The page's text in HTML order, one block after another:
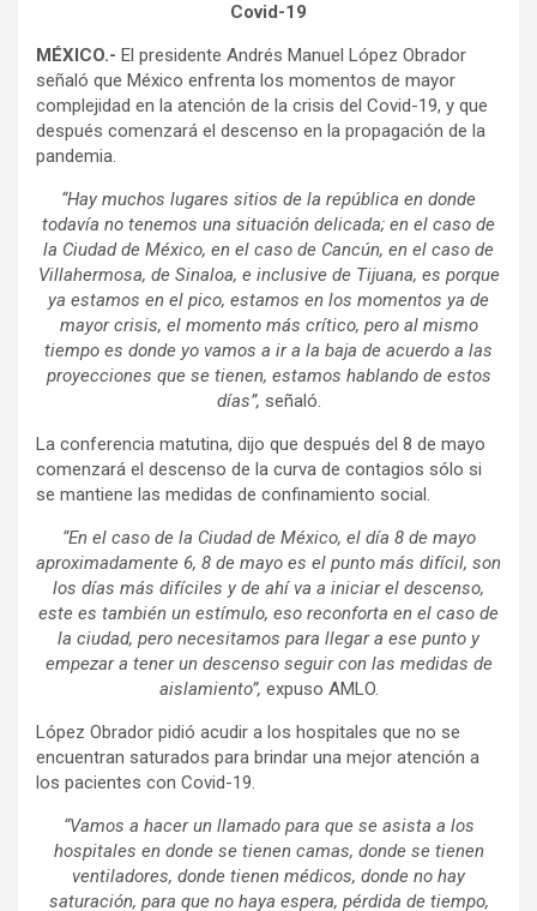
Covid-19
MÉXICO.- El presidente Andrés Manuel López Obrador
señaló que México enfrenta los momentos de mayor
complejidad en la atención de la crisis del Covid-19, y que
después comenzará el descenso en la propagación de la
pandemia.
“Hay muchos lugares sitios de la república en donde
todavía no tenemos una situación delicada; en el caso de
la Ciudad de México, en el caso de Cancún, en el caso de
Villahermosa, de Sinaloa, e inclusive de Tijuana, es porque
ya estamos en el pico, estamos en los momentos ya de
mayor crisis, el momento más crítico, pero al mismo
tiempo es donde yo vamos a ir a la baja de acuerdo a las
proyecciones que se tienen, estamos hablando de estos
días”, señaló.
La conferencia matutina, dijo que después del 8 de mayo
comenzará el descenso de la curva de contagios sólo si
se mantiene las medidas de confinamiento social.
“En el caso de la Ciudad de México, el día 8 de mayo
aproximadamente 6, 8 de mayo es el punto más difícil, son
los días más difíciles y de ahí va a iniciar el descenso,
este es también un estímulo, eso reconforta en el caso de
la ciudad, pero necesitamos para llegar a ese punto y
empezar a tener un descenso seguir con las medidas de
aislamiento”, expuso AMLO.
López Obrador pidió acudir a los hospitales que no se
encuentran saturados para brindar una mejor atención a
los pacientes con Covid-19.
“Vamos a hacer un llamado para que se asista a los
hospitales en donde se tienen camas, donde se tienen
ventiladores, donde tienen médicos, donde no hay
saturación, para que no haya espera, pérdida de tiempo,